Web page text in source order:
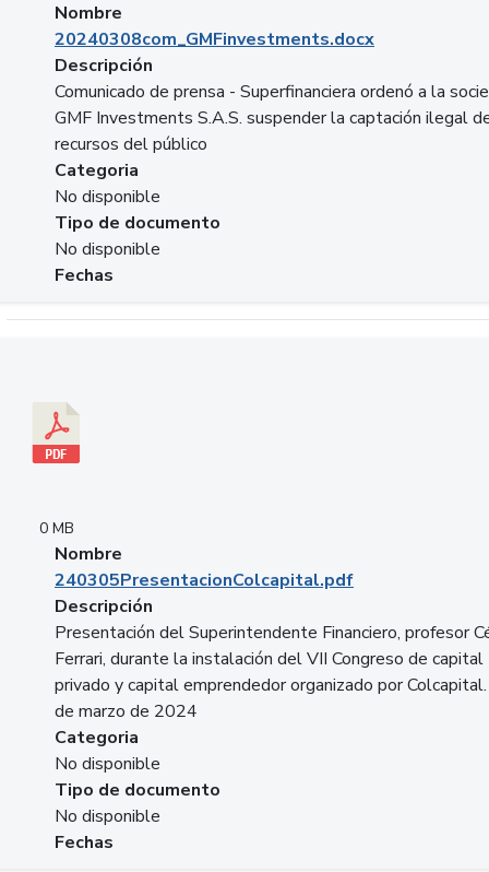
Nombre
20240308com_GMFinvestments.docx
Descripción
Comunicado de prensa - Superfinanciera ordenó a la
GMF Investments S.A.S. suspender la captación ilegal
recursos del público
Categoria
No disponible
Tipo de documento
No disponible
Fechas
0 MB
Nombre
240305PresentacionColcapital.pdf
Descripción
Presentación del Superintendente Financiero, profesor
Ferrari, durante la instalación del VII Congreso de capital
privado y capital emprendedor organizado por
de marzo de 2024
Categoria
No disponible
Tipo de documento
No disponible
Fechas